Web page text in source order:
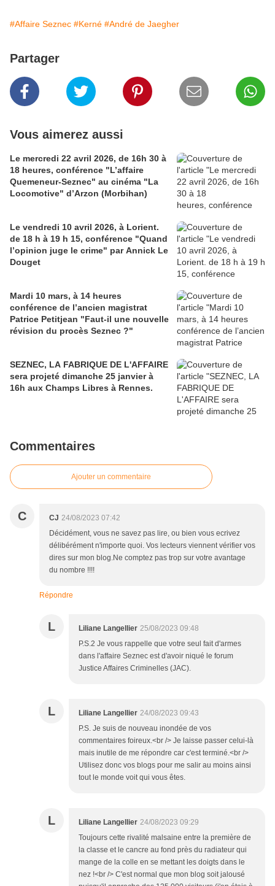
#Affaire Seznec #Kerné #André de Jaegher
Partager
Vous aimerez aussi
Le mercredi 22 avril 2026, de 16h 30 à
18 heures, conférence "L’affaire
Quemeneur-Seznec" au cinéma "La
Locomotive" d’Arzon (Morbihan)
Le vendredi 10 avril 2026, à Lorient.
de 18 h à 19 h 15, conférence "Quand
l’opinion juge le crime" par Annick Le
Douget
Mardi 10 mars, à 14 heures
conférence de l’ancien magistrat
Patrice Petitjean "Faut-il une nouvelle
révision du procès Seznec ?"
SEZNEC, LA FABRIQUE DE L'AFFAIRE
sera projeté dimanche 25 janvier à
16h aux Champs Libres à Rennes.
Commentaires
Ajouter un commentaire
C CJ 24/08/2023 07:42
Décidément, vous ne savez pas lire, ou bien vous ecrivez
délibérément n'importe quoi. Vos lecteurs viennent vérifier vos
dires sur mon blog.Ne comptez pas trop sur votre avantage
du nombre !!!!
Répondre
L Liliane Langellier 25/08/2023 09:48
P.S.2 Je vous rappelle que votre seul fait d'armes
dans l'affaire Seznec est d'avoir niqué le forum
Justice Affaires Criminelles (JAC).
L Liliane Langellier 24/08/2023 09:43
P.S. Je suis de nouveau inondée de vos
commentaires foireux.<br /> Je laisse passer celui-là
mais inutile de me répondre car c'est terminé.<br />
Utilisez donc vos blogs pour me salir au moins ainsi
tout le monde voit qui vous êtes.
L Liliane Langellier 24/08/2023 09:29
Toujours cette rivalité malsaine entre la première de
la classe et le cancre au fond près du radiateur qui
mange de la colle en se mettant les doigts dans le
nez !<br /> C'est normal que mon blog soit jalousé